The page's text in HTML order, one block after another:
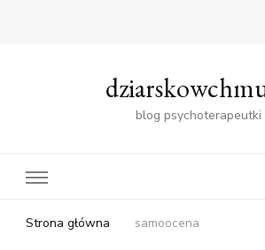
blog psychoterapeutki
Strona główna samoocena